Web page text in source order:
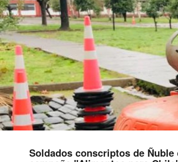
Soldados conscriptos de